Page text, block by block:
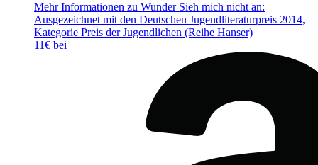
Mehr Informationen zu Wunder Sieh mich nicht an:
Ausgezeichnet mit den Deutschen Jugendliteraturpreis 2014,
Kategorie Preis der Jugendlichen (Reihe Hanser)
11€ bei